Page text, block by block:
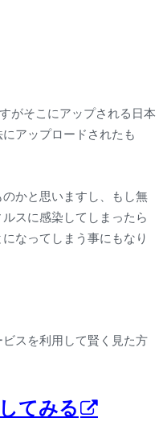
がそこにアップされる日本
アップロードされたも
かと思いますし、もし無
スに感染してしまったら
なってしまう事にもなり
スを利用して賢く見た方
てみる